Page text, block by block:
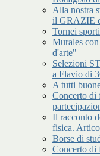
Alla nostra
il GRAZIE
Tornei
Murales
d'arte"
Selezioni
a Flavio di
A tutti
Concerto di
Il racconto
fisica.
Borse di
Concerto di